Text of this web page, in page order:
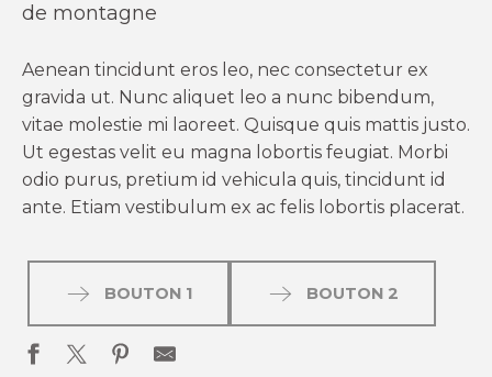
de montagne
Aenean tincidunt eros leo, nec consectetur ex
gravida ut. Nunc aliquet leo a nunc bibendum,
vitae molestie mi laoreet. Quisque quis mattis justo.
Ut egestas velit eu magna lobortis feugiat. Morbi
odio purus, pretium id vehicula quis, tincidunt id
ante. Etiam vestibulum ex ac felis lobortis placerat.
BOUTON 1 BOUTON 2